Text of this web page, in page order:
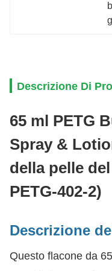
Descrizione Di
65 ml PETG
Spray &
della pelle
PETG-402-2)
Descrizione
Questo flacone da